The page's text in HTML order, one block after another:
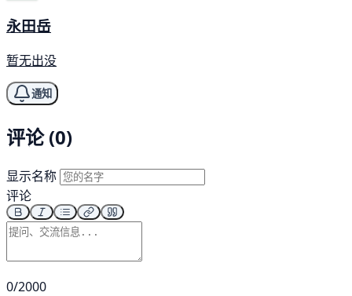
永田岳
暂无出没
通知
评论 (0)
显示名称
评论
0/2000